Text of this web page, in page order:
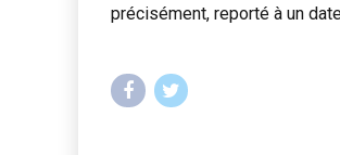
précisément, reporté à un